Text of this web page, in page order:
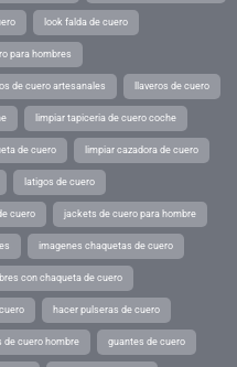
look falda de cuero
para hombres
de cuero artesanales llaveros de cuero
limpiar tapiceria de cuero coche
de cuero limpiar cazadora de cuero
latigos de cuero
cuero jackets de cuero para hombre
imagenes chaquetas de cuero
con chaqueta de cuero
hacer pulseras de cuero
de cuero hombre guantes de cuero